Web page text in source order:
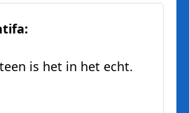
is het in het echt.